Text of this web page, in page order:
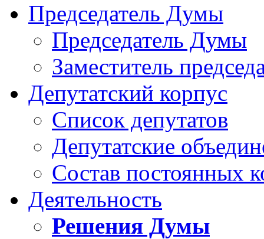
Председатель Думы
Председатель Думы
Заместитель
Депутатский корпус
Список депутатов
Депутатские
Состав постоянных
Деятельность
Решения Думы